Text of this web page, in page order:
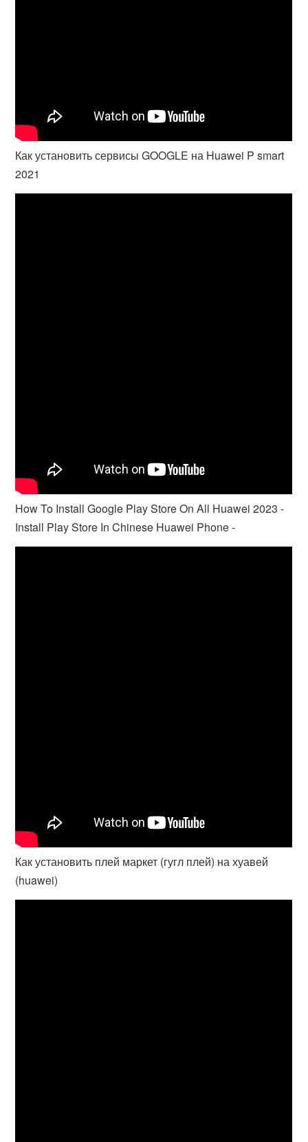
Как установить сервисы GOOGLE на Huawei P smart
2021
How To Install Google Play Store On All Huawei 2023 -
Install Play Store In Chinese Huawei Phone -
Как установить плей маркет (гугл плей) на хуавей
(huawei)